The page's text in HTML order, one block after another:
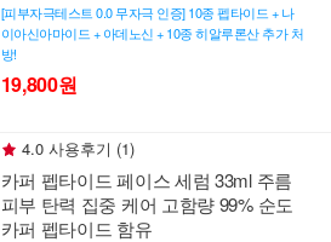
[피부자극테스트 0.0 무자극 인증] 10종 펩타이드 + 나
이아신아마이드 + 아데노신 + 10종 히알루론산 추가 처
방!
19,800원
4.0 사용후기 (1)
카퍼 펩타이드 페이스 세럼 33ml 주름
피부 탄력 집중 케어 고함량 99% 순도
카퍼 펩타이드 함유